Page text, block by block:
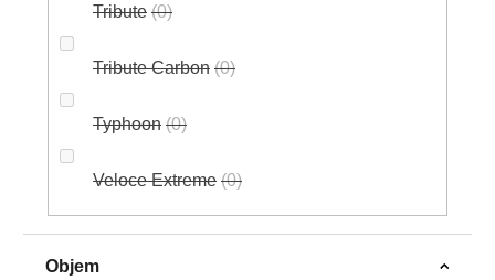
Tribute 0
Tribute Carbon 0
Typhoon 0
Veloce Extreme 0
Objem